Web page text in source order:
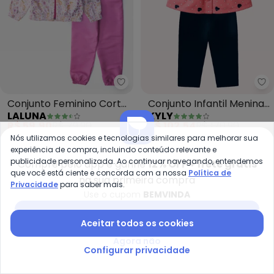
Laluna - Conjunto Feminino
Conjunto Feminino Corta
Vento Unicórnios (Rosa)
LALUNA
R$ 59,90R$ 79,90
ou2xdeR$ 29,95semjuros
Conjunto Infantil Menina
Corações (Rosa)
KYLY
R$ 102,54R$ 170,90
ou3xde R$ 34,18semjuros
-55% -40%
Compre pelo app e ganhe12% OFF + frete grátis
na sua primeira compra
Nós utilizamos cookies e tecnologias similares para melhorar sua
experiência de compra, incluindo conteúdo relevante e
publicidade personalizada. Ao continuar navegando, entendemos
que você está ciente e concorda com a nossa Política de
Privacidadepara saber mais.
Aceitar todos os cookies
Configurar privacidade